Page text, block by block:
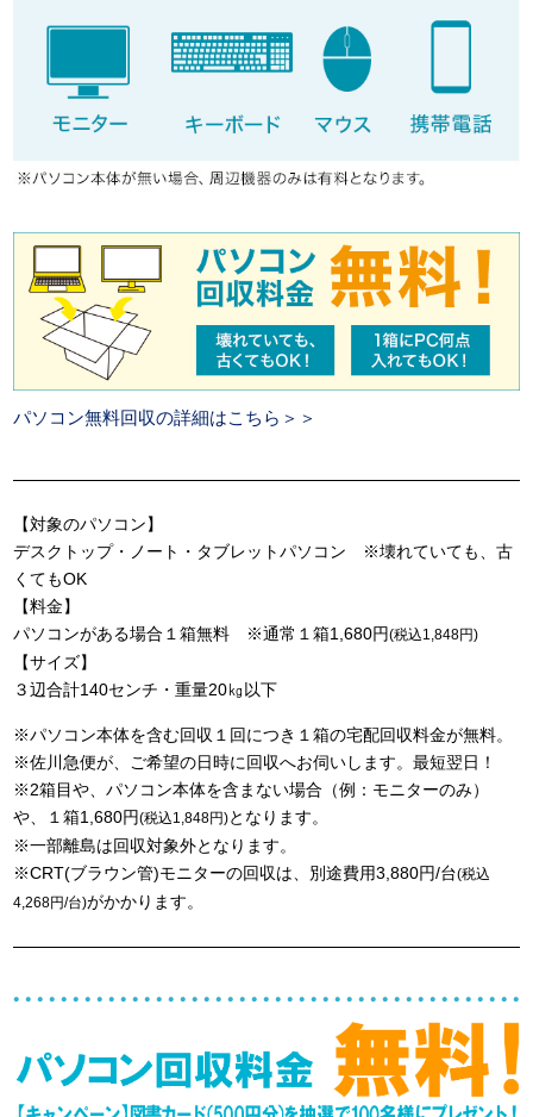
パソコン無料回収の詳細はこちら＞＞
【対象のパソコン】
デスクトップ・ノート・タブレットパソコン ※壊れていても、古
くてもOK
【料金】
パソコンがある場合１箱無料 ※通常１箱1,680円(税込1,848円)
【サイズ】
３辺合計140センチ・重量20㎏以下
※パソコン本体を含む回収１回につき１箱の宅配回収料金が無料。
※佐川急便が、ご希望の日時に回収へお伺いします。最短翌日！
※2箱目や、パソコン本体を含まない場合（例：モニターのみ）
や、１箱1,680円(税込1,848円)となります。
※一部離島は回収対象外となります。
※CRT(ブラウン管)モニターの回収は、別途費用3,880円/台(税込
4,268円/台)がかかります。